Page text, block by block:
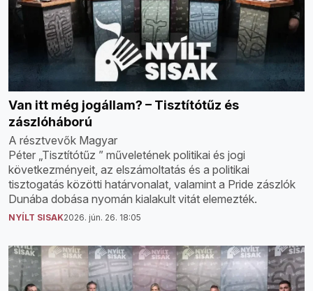
Van itt még jogállam? – Tisztítótűz és
zászlóháború
A résztvevők Magyar
Péter „Tisztítótűz ” műveletének politikai és jogi
következményeit, az elszámoltatás és a politikai
tisztogatás közötti határvonalat, valamint a Pride zászlók
Dunába dobása nyomán kialakult vitát elemezték.
NYÍLT SISAK2026. jún. 26. 18:05